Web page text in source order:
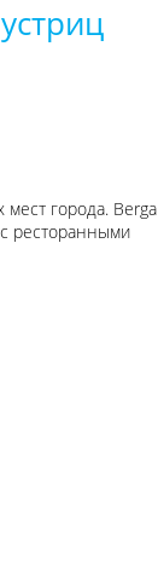
города. Berga
ресторанными